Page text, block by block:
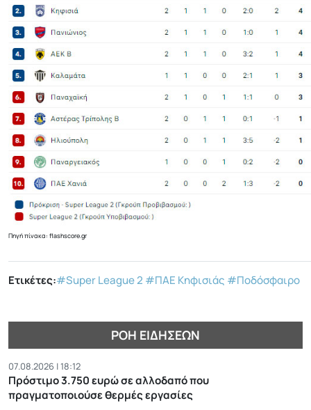
Πηγή πίνακα: flashscore.gr
Ετικέτες:#Super League 2 #ΠΑΕ Κηφισιάς #Ποδόσφαιρο
ΡΟΉ ΕΙΔΉΣΕΩΝ
07.08.2026 | 18:12
Πρόστιμο 3.750 ευρώ σε αλλοδαπό που
πραγματοποιούσε θερμές εργασίες